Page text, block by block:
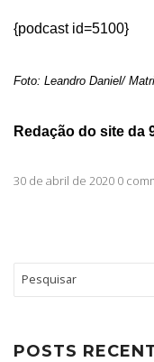
{podcast id=5100}
Foto: Leandro Daniel/
Redação do site da
30 de abril de 2020 0
POSTS